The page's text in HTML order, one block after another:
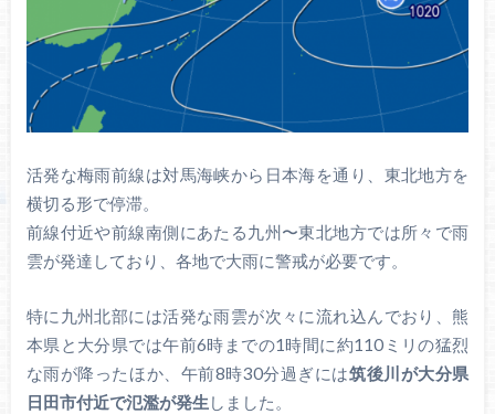
活発な梅雨前線は対馬海峡から日本海を通り、東北地方を
横切る形で停滞。
前線付近や前線南側にあたる九州〜東北地方では所々で雨
雲が発達しており、各地で大雨に警戒が必要です。
特に九州北部には活発な雨雲が次々に流れ込んでおり、熊
本県と大分県では午前6時までの1時間に約110ミリの猛烈
な雨が降ったほか、午前8時30分過ぎには筑後川が大分県
日田市付近で氾濫が発生 しました。